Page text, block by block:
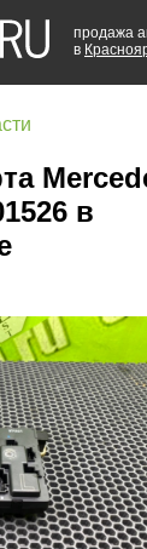
продажа
в
в